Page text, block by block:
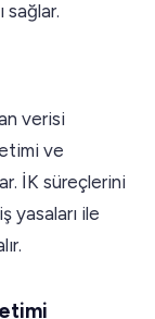
sağlar.
verisi
ve
İK süreçlerini
yasaları ile